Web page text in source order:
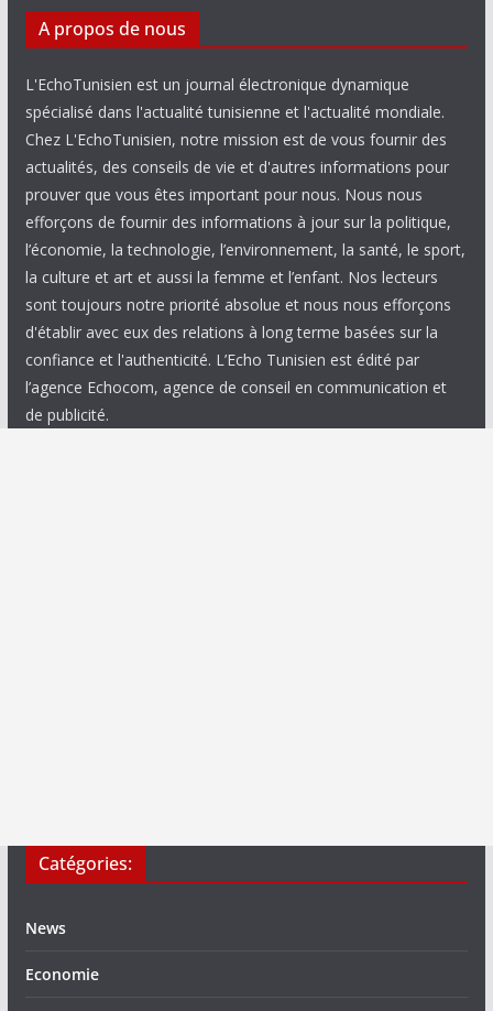
A propos de nous
L'EchoTunisien est un journal électronique dynamique
spécialisé dans l'actualité tunisienne et l'actualité mondiale.
Chez L'EchoTunisien, notre mission est de vous fournir des
actualités, des conseils de vie et d'autres informations pour
prouver que vous êtes important pour nous. Nous nous
efforçons de fournir des informations à jour sur la politique,
l’économie, la technologie, l’environnement, la santé, le sport,
la culture et art et aussi la femme et l’enfant. Nos lecteurs
sont toujours notre priorité absolue et nous nous efforçons
d'établir avec eux des relations à long terme basées sur la
confiance et l'authenticité. L’Echo Tunisien est édité par
l’agence Echocom, agence de conseil en communication et
de publicité.
Catégories:
News
Economie